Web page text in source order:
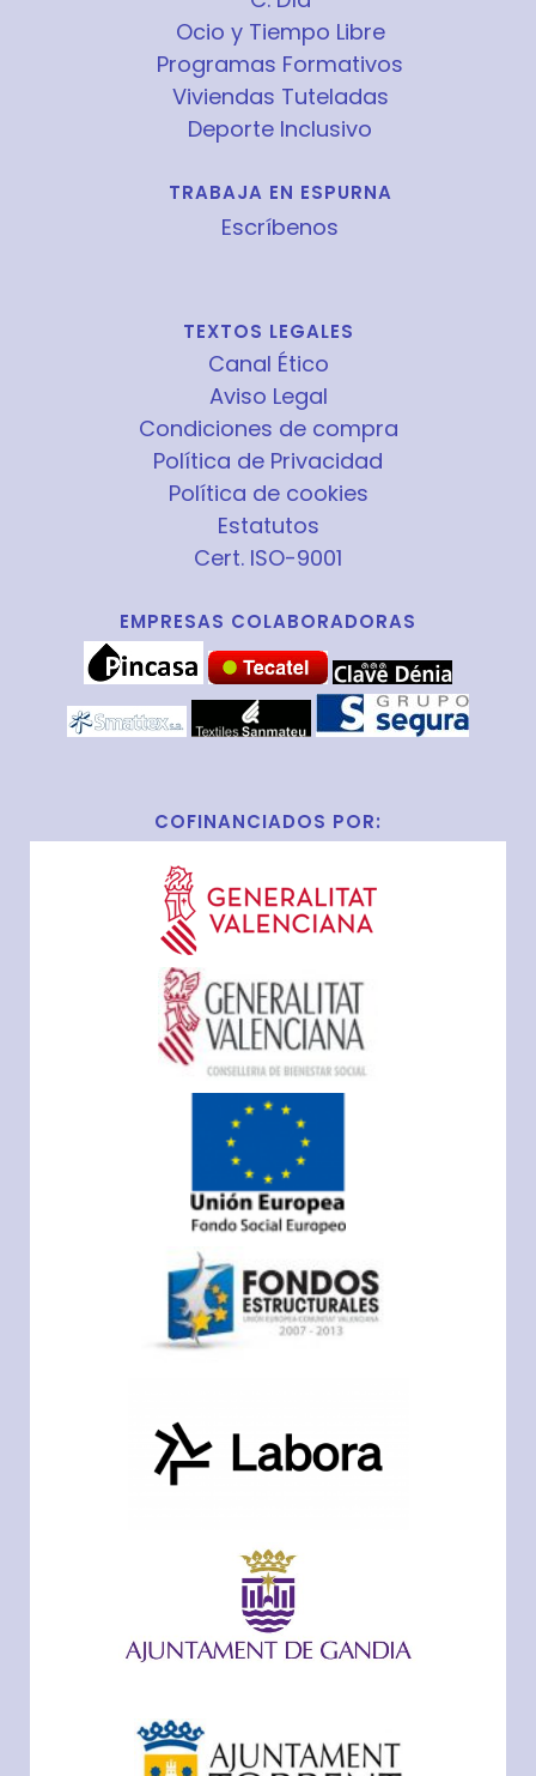
Ocio y Tiempo Libre
Programas Formativos
Viviendas Tuteladas
Deporte Inclusivo
TRABAJA EN ESPURNA
Escríbenos
TEXTOS LEGALES
Canal Ético
Aviso Legal
Condiciones de compra
Política de Privacidad
Política de cookies
Estatutos
Cert. ISO-9001
EMPRESAS COLABORADORAS
COFINANCIADOS POR: